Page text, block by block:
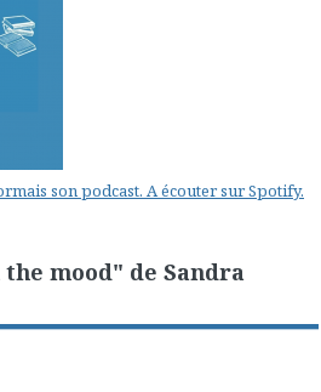
son podcast. A écouter sur Spotify.
mood" de Sandra